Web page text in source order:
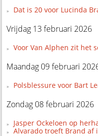
Dat is 20 voor Lucinda
Vrijdag 13 februari 2026
Voor Van Alphen zit het
Maandag 09 februari
Polsblessure voor Bart
Zondag 08 februari 2026
Jasper Ockeloen op
Alvarado troeft Brand af